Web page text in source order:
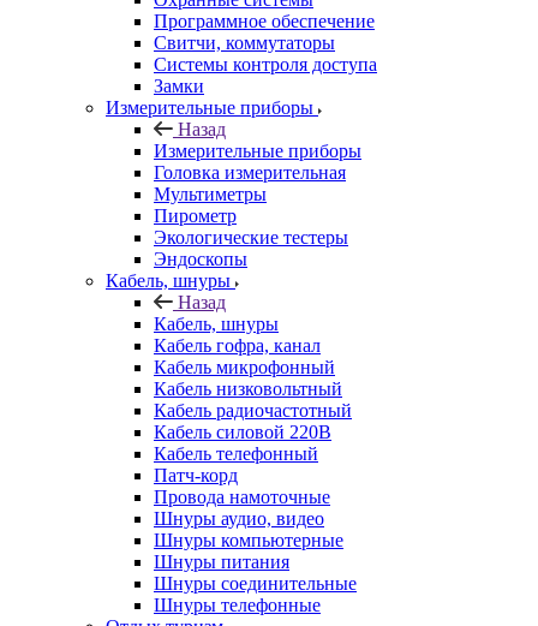
Программное обеспечение
Свитчи, коммутаторы
Системы контроля доступа
Замки
Измерительные приборы
Назад
Измерительные приборы
Головка измерительная
Мультиметры
Пирометр
Экологические тестеры
Эндоскопы
Кабель, шнуры
Назад
Кабель, шнуры
Кабель гофра, канал
Кабель микрофонный
Кабель низковольтный
Кабель радиочастотный
Кабель силовой 220В
Кабель телефонный
Патч-корд
Провода намоточные
Шнуры аудио, видео
Шнуры компьютерные
Шнуры питания
Шнуры соединительные
Шнуры телефонные